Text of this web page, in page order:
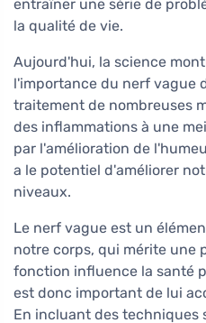
entraîner une série de
la qualité de vie.
Aujourd'hui, la science
l'importance du nerf vague
traitement de nombreuses
des inflammations à une
par l'amélioration de
a le potentiel d'améliorer
niveaux.
Le nerf vague est un
notre corps, qui mérite une
fonction influence la santé
est donc important de lui
En incluant des techniques